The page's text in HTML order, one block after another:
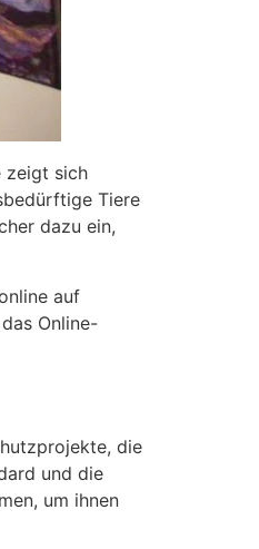
zeigt sich
Tiere
dazu ein,
auf
Online-
die
und die
um ihnen